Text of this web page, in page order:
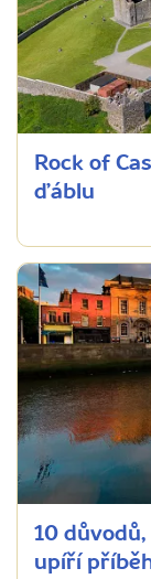
Rock of
ďáblu
10
upíří